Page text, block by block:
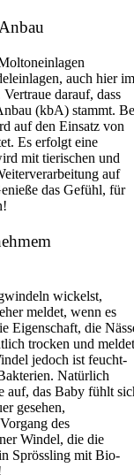
auch hier im
darauf, dass
(kbA) stammt.
auf den Einsatz von
Es erfolgt eine
mit tierischen und
auf
das Gefühl, für
wickelst,
meldet, wenn es
Eigenschaft, die
trocken und meldet
jedoch ist feucht-
Natürlich
auf, das Baby fühlt
gesehen,
des
Windel, die die
Sprössling mit Bio-